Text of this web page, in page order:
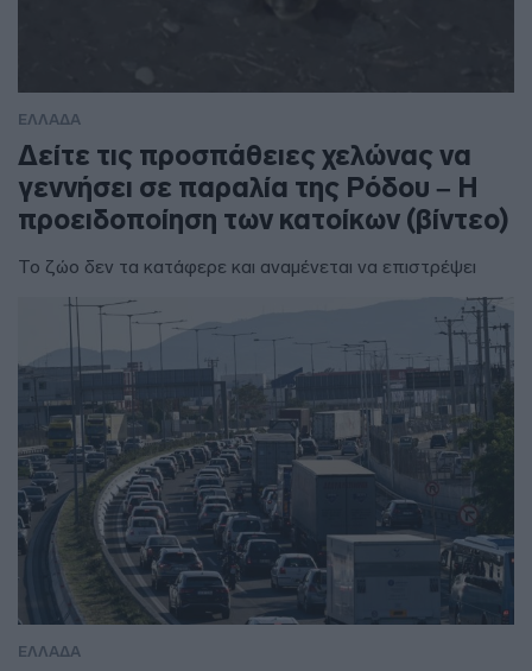
ΕΛΛΑΔΑ
Δείτε τις προσπάθειες χελώνας να
γεννήσει σε παραλία της Ρόδου – Η
προειδοποίηση των κατοίκων (βίντεο)
Το ζώο δεν τα κατάφερε και αναμένεται να επιστρέψει
ΕΛΛΑΔΑ